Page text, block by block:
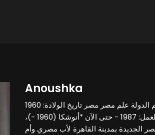
Anoushka
اسم الولادة: قرتانوس جاربيس سليم الدولة علم مصر مصر تاريخ الولادة: 1960
مكان الولادة: القاهرة، مصر سنوات العمل: 1987 - حتى الآن *أنوشكا (1960 -)،
الجديدة بمدينة القاهرة لأب مصري وأم